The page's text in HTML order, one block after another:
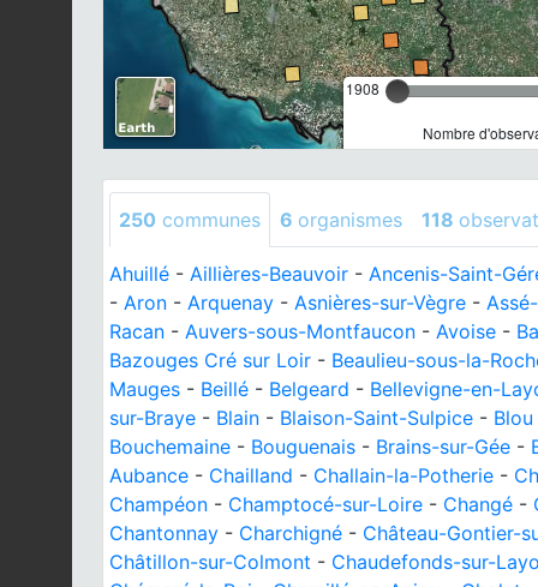
1908
Nombre
250 communes 6 organismes 118
Ahuillé - Aillières-Beauvoir - Ancenis-Saint-
- Aron - Arquenay - Asnières-sur-Vègre -
Racan - Auvers-sous-Montfaucon - Avoise -
Bazouges Cré sur Loir - Beaulieu-sous-la-
Mauges - Beillé - Belgeard - Bellevigne-en-
sur-Braye - Blain - Blaison-Saint-Sulpice - Blou
Bouchemaine - Bouguenais - Brains-sur-Gée -
Aubance - Chailland - Challain-la-Potherie -
Champéon - Champtocé-sur-Loire - Changé -
Chantonnay - Charchigné - Château-Gontier-
Châtillon-sur-Colmont - Chaudefonds-sur-